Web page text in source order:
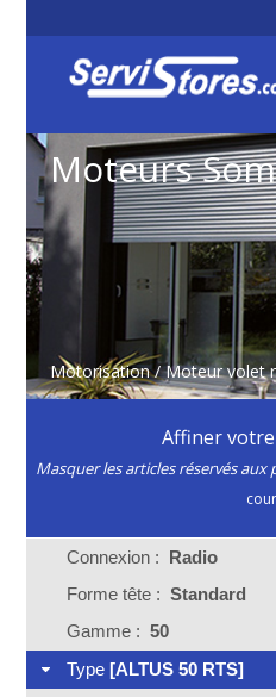
Moteurs
Motorisation /Moteur volet
Affiner
Masquer les articles réservés aux
Connexion : Radio
Forme tête : Standard
Gamme : 50
Type [ALTUS 50 RTS]